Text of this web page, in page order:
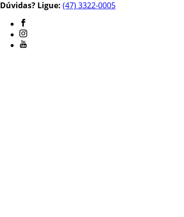
Dúvidas? Ligue: (47) 3322-0005